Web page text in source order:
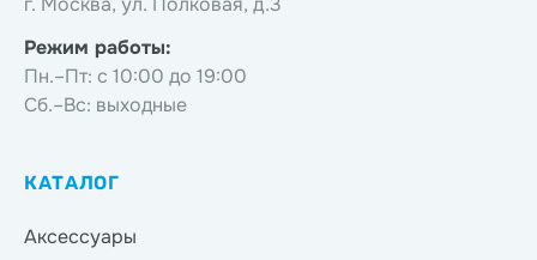
Режим работы:
Пн.–Пт: с 10:00 до 19:00
Сб.–Вс: выходные
КАТАЛОГ
Аксессуары